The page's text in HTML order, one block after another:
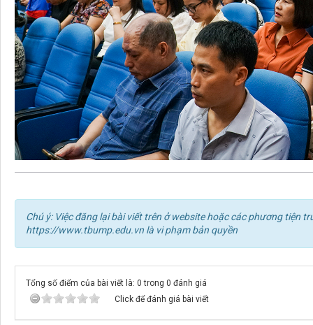
Chú ý: Việc đăng lại bài viết trên ở website hoặc các phương tiện
https://www.tbump.edu.vn là vi phạm bản quyền
Tổng số điểm của bài viết là: 0 trong 0 đánh giá
Click để đánh giá bài viết